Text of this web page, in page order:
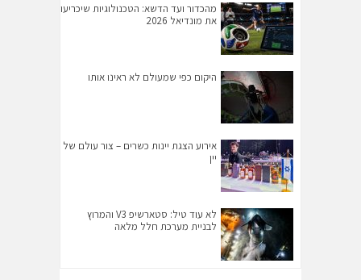
מהכדור ועד הדשא: הטכנולוגיות שיכריעו
את מונדיאל 2026
היקום כפי שמעולם לא ראינו אותו
אירוע הצגת יינות כשרים – צור עולם של
יין
לא עוד טיל: סטארשיפ V3 והמרוץ
לבניית מערכת חלל מלאה